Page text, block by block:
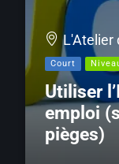
L'Atelier
Court
Utiliser
emploi
pièges)